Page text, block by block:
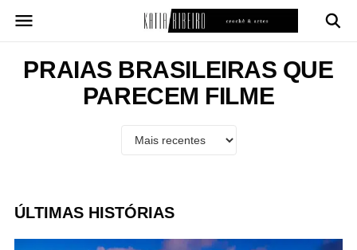
para
conteúdoPRAIAS BRASILEIRAS QUE
PARECEM FILME
ÚLTIMAS HISTÓRIAS